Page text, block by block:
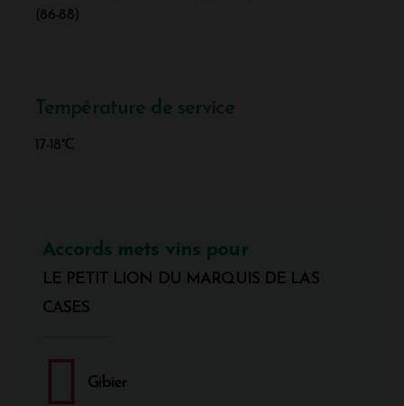
(86-88)
Température de service
17-18°C
Accords mets vins pour
LE PETIT LION DU MARQUIS DE LAS
CASES
Gibier